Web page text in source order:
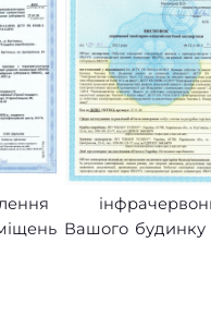
Вашого